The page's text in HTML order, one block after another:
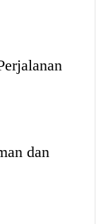
dan